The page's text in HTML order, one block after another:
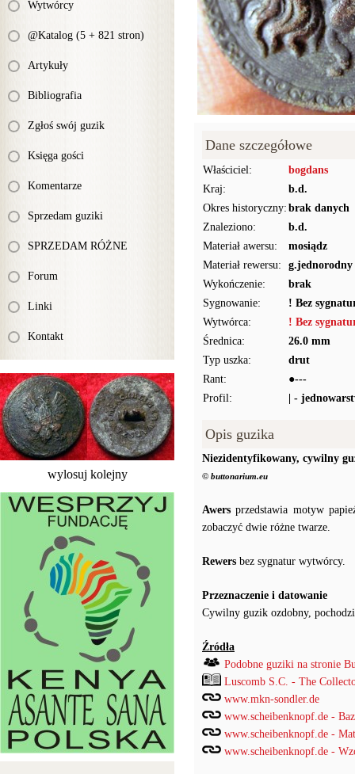
Wytwórcy
@Katalog (5 + 821 stron)
Artykuły
Bibliografia
Zgłoś swój guzik
Księga gości
Komentarze
Sprzedam guziki
SPRZEDAM RÓŻNE
Forum
Linki
Kontakt
wylosuj kolejny
Dane szczegółowe
Właściciel:
bogdans
Kraj:
b.d.
Okres historyczny: brak danych
Znaleziono:
b.d.
Materiał awersu:
mosiądz
Materiał rewersu:
g.jednorodny
Wykończenie:
brak
Sygnowanie:
! Bez
Wytwórca:
! Bez
Średnica:
26.0 mm
Typ uszka:
drut
Rant:
●---
Profil:
| -
Opis guzika
Niezidentyfikowany, cywilny
© buttonarium.eu
Awers przedstawia motyw
zobaczyć dwie różne twarze.
Rewers bez sygnatur wytwórcy.
Przeznaczenie i datowanie
Cywilny guzik ozdobny,
Źródła
Podobne guziki na stronie
Luscomb S.C. - The
www.mkn-sondler.de
www.scheibenknopf.de -
www.scheibenknopf.de -
www.scheibenknopf.de -